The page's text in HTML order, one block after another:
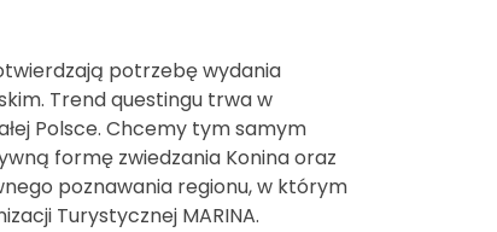
potrzebę wydania
Trend questingu trwa w
Polsce. Chcemy tym samym
formę zwiedzania Konina oraz
poznawania regionu, w którym
Turystycznej MARINA.